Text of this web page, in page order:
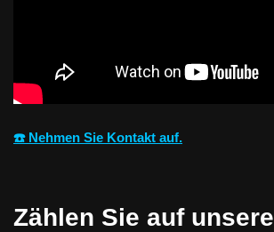
☎️ Nehmen Sie Kontakt auf.
Zählen Sie auf unsere